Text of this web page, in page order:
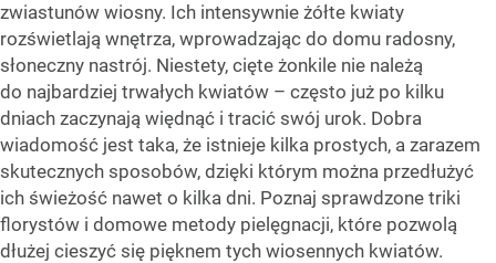
zwiastunów wiosny. Ich intensywnie żółte kwiaty
rozświetlają wnętrza, wprowadzając do domu radosny,
słoneczny nastrój. Niestety, cięte żonkile nie należą
do najbardziej trwałych kwiatów – często już po kilku
dniach zaczynają więdnąć i tracić swój urok. Dobra
wiadomość jest taka, że istnieje kilka prostych, a zarazem
skutecznych sposobów, dzięki którym można przedłużyć
ich świeżość nawet o kilka dni. Poznaj sprawdzone triki
florystów i domowe metody pielęgnacji, które pozwolą
dłużej cieszyć się pięknem tych wiosennych kwiatów.